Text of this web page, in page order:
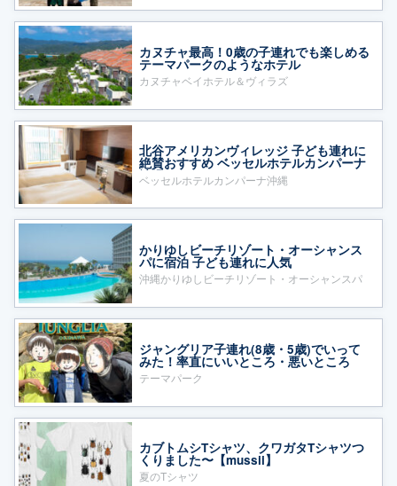
カヌチャ最高！0歳の子連れでも楽しめる
テーマパークのようなホテル
カヌチャベイホテル＆ヴィラズ
北谷アメリカンヴィレッジ 子ども連れに
絶賛おすすめ ベッセルホテルカンパーナ
沖縄
ベッセルホテルカンパーナ沖縄
かりゆしビーチリゾート・オーシャンス
パに宿泊 子ども連れに人気
沖縄かりゆしビーチリゾート・オーシャンスパ
ジャングリア子連れ(8歳・5歳)でいって
みた！率直にいいところ・悪いところ
テーマパーク
カブトムシTシャツ、クワガタTシャツつ
くりました〜【mussii】
夏のTシャツ